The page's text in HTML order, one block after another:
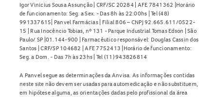
Igor Vinicius Sousa Assunção | CRF/SC 20284 | AFE 7841362 |Horário
de funcionamento: Seg. a Sex. - Das 8h às 22:00hs | Tel (48)
991337615| Panvel Farmácias | Filial 806 – CNPJ 92.665.611/0522-
15 | Rua Inocêncio Tobias, nº 131 - Parque Industrial Tomas Edson | São
Paulo/ SP |01.144-900 | Farmacêutico responsável: Douglas Cassin dos
Santos | CRF/SP 104682 | AFE 7752413 |Horário de funcionamento:
Seg. a Dom. - Das 7h às 23hs | Tel (11) 943826814
A Panvel segue as determinações da Anvisa. As informações contidas
neste site não devem ser usadas para automedicação e não substituem,
em hipótese alguma, as orientações dadas pelo profissional da área